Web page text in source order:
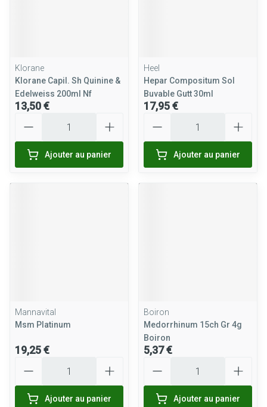
Klorane
Klorane Capil. Sh Quinine &
Edelweiss 200ml Nf
13,50 €
Ajouter au panier
Heel
Hepar Compositum Sol
Buvable Gutt 30ml
17,95 €
Ajouter au panier
Mannavital
Msm Platinum
19,25 €
Ajouter au panier
Boiron
Medorrhinum 15ch Gr 4g
Boiron
5,37 €
Ajouter au panier